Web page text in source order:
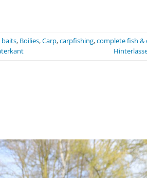
baits, Boilies,Carp,carpfishing,complete fish &